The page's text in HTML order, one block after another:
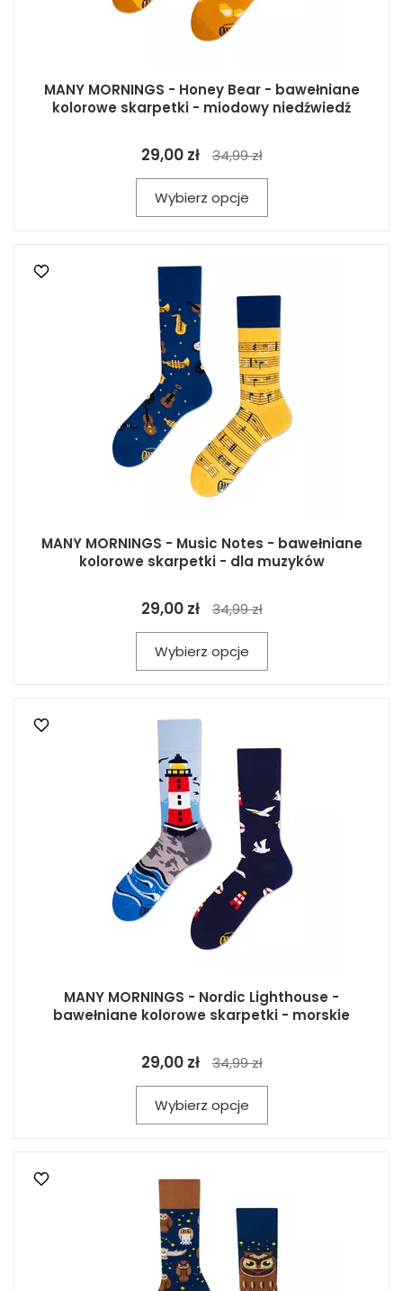
MANY MORNINGS - Honey Bear - bawełniane
kolorowe skarpetki - miodowy niedźwiedź
29,00 zł 34,99 zł
Wybierz opcje
MANY MORNINGS - Music Notes - bawełniane
kolorowe skarpetki - dla muzyków
29,00 zł 34,99 zł
Wybierz opcje
MANY MORNINGS - Nordic Lighthouse -
bawełniane kolorowe skarpetki - morskie
29,00 zł 34,99 zł
Wybierz opcje